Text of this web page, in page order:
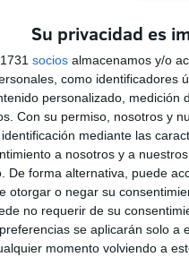
Su privacidad es
socios almacenamos y/o
como identificadores
personalizado,
Con su permiso, nosotros y
mediante las
a nosotros y a
De forma alternativa, puede
otorgar o negar su
no requerir de su
se aplicarán solo
momento volviendo a
educativo “como una
y les desmotiva para
bajo el lema ‘En
“y las
a su realización,
e influyendo
límites ya a la
del horario escolar